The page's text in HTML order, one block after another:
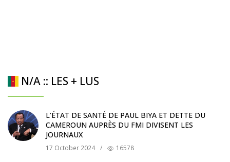
N/A :: LES + LUS
L’ÉTAT DE SANTÉ DE PAUL BIYA ET DETTE DU
CAMEROUN AUPRÈS DU FMI DIVISENT LES
JOURNAUX
17 October 2024 / 16578